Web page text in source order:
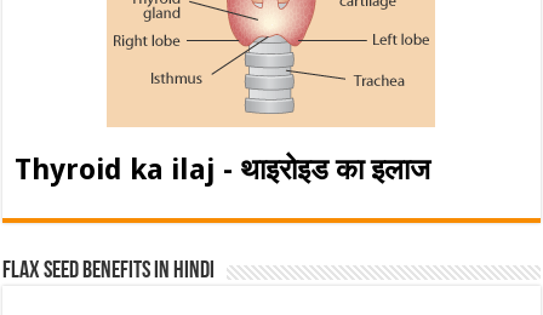
Thyroid ka ilaj - थाइरोइड का इलाज
Flax Seed Benefits in hindi